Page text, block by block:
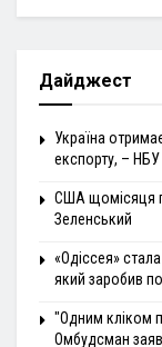
Дайджест
Україна
експорту, – НБУ
США щомісяця
Зеленський
«Одіссея»
який заробив
"Одним кліком
Омбудсман